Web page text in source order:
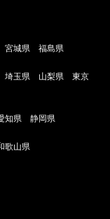
城県 福島県
玉県 山梨県 東京
県 静岡県
山県